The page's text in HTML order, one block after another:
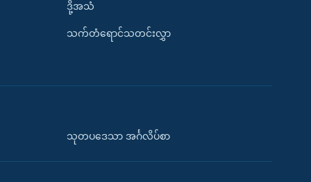
ဒို့အသံ
သက်တံရောင်သတင်းလွှာ
သုတပဒေသာ အင်္ဂလိပ်စာ